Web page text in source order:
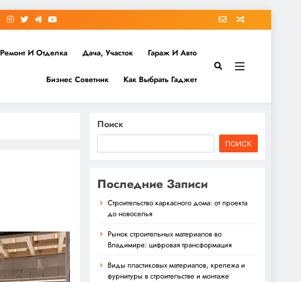
Ремонт И Отделка Дача, Участок Гараж И Авто
Бизнес Советник Как Выбрать Гаджет
Поиск
ПОИСК
Последние Записи
Строительство каркасного дома: от проекта
до новоселья
Рынок строительных материалов во
Владимире: цифровая трансформация
Виды пластиковых материалов, крепежа и
фурнитуры в строительстве и монтаже